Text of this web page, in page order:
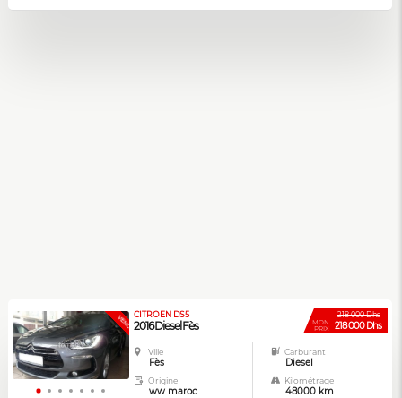
VENDUE 218 000 Dhs
MON
PRIX 218 000 Dhs
CITROEN DS5
2016 Diesel Fès
Ville
Fès
Carburant
Diesel
Origine
ww maroc
Kilométrage
48000 km